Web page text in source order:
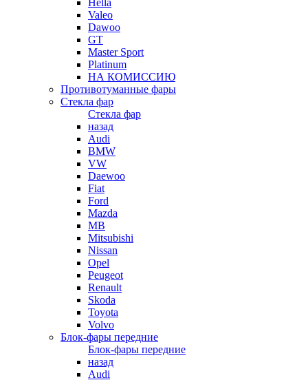
Hella
Valeo
Dawoo
GT
Master Sport
Platinum
НА КОМИССИЮ
Противотуманные фары
Стекла фар
Стекла фар
назад
Audi
BMW
VW
Daewoo
Fiat
Ford
Mazda
MB
Mitsubishi
Nissan
Opel
Peugeot
Renault
Skoda
Toyota
Volvo
Блок-фары передние
Блок-фары передние
назад
Audi